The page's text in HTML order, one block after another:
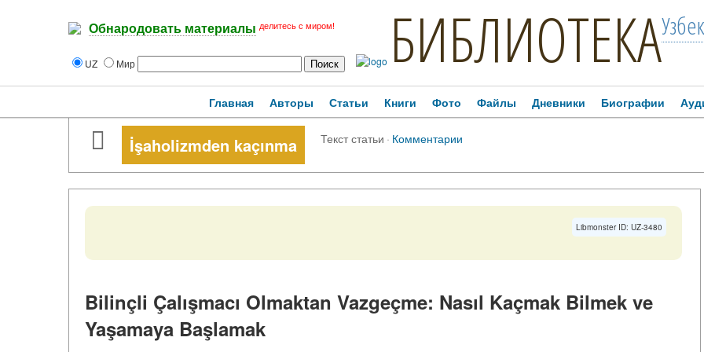
Обнародовать материалы делитесь с миром!
UZ Мир БИБЛИОТЕКА
Главная Авторы Статьи Книги Фото Файлы Дневники Биографии
İşaholizmden kaçınma Текст статьи · Комментарии
Libmonster ID: UZ-3480
Bilinçli Çalışmacı Olmaktan Vazgeçme: Nasıl Kaçmak Bilmek ve
Yaşamaya Başlamak